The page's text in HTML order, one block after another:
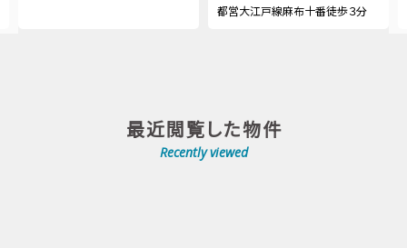
都営大江戸線麻布十番徒歩３分
最近閲覧した物件
Recently viewed